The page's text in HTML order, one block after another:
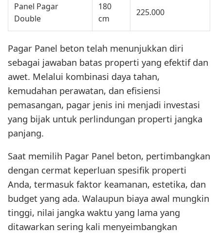
Panel Pagar
Double
180
cm
225.000
Pagar Panel beton telah menunjukkan diri
sebagai jawaban batas properti yang efektif dan
awet. Melalui kombinasi daya tahan,
kemudahan perawatan, dan efisiensi
pemasangan, pagar jenis ini menjadi investasi
yang bijak untuk perlindungan properti jangka
panjang.
Saat memilih Pagar Panel beton, pertimbangkan
dengan cermat keperluan spesifik properti
Anda, termasuk faktor keamanan, estetika, dan
budget yang ada. Walaupun biaya awal mungkin
tinggi, nilai jangka waktu yang lama yang
ditawarkan sering kali menyeimbangkan